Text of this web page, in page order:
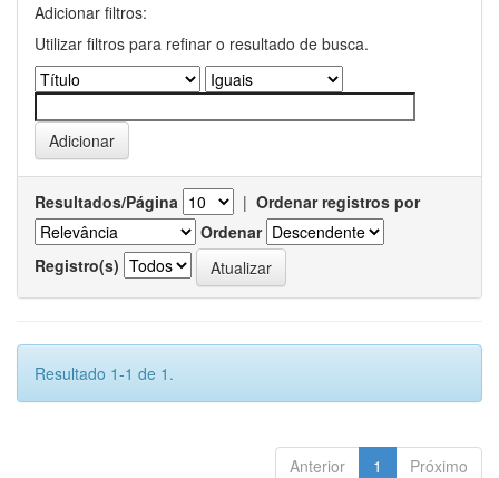
Adicionar filtros:
Utilizar filtros para refinar o resultado de busca.
Resultados/Página | Ordenar registros por
Ordenar
Registro(s)
Resultado 1-1 de 1.
Anterior 1 Próximo